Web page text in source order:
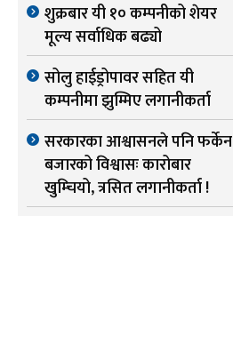
शुक्रबार यी १० कम्पनीको शेयर
मूल्य सर्वाधिक बढ्यो
सोलु हाईड्रोपावर सहित यी
कम्पनीमा झुम्मिए लगानीकर्ता
सरकारका आश्वासनले पनि फर्केन
बजारको विश्वासः कारोबार
खुम्चियो, त्रसित लगानीकर्ता !